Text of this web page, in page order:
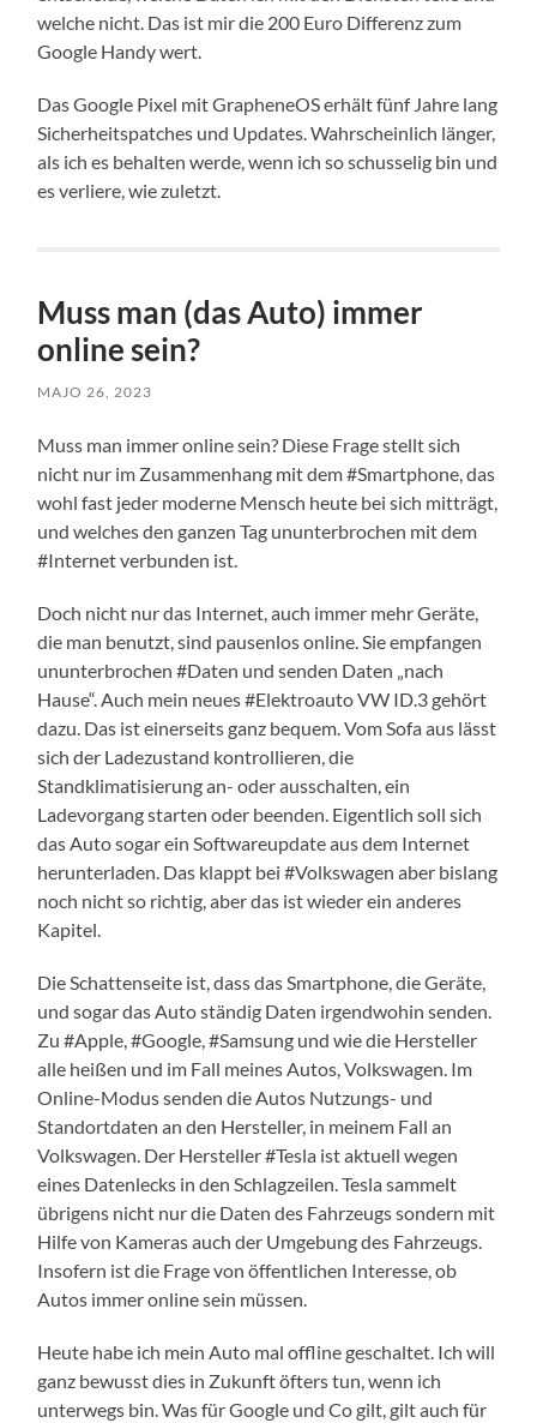
welche nicht. Das ist mir die 200 Euro Differenz zum
Google Handy wert.
Das Google Pixel mit GrapheneOS erhält fünf Jahre lang
Sicherheitspatches und Updates. Wahrscheinlich länger,
als ich es behalten werde, wenn ich so schusselig bin und
es verliere, wie zuletzt.
Muss man (das Auto) immer
online sein?
MAJO 26, 2023
Muss man immer online sein? Diese Frage stellt sich
nicht nur im Zusammenhang mit dem #Smartphone, das
wohl fast jeder moderne Mensch heute bei sich mitträgt,
und welches den ganzen Tag ununterbrochen mit dem
#Internet verbunden ist.
Doch nicht nur das Internet, auch immer mehr Geräte,
die man benutzt, sind pausenlos online. Sie empfangen
ununterbrochen #Daten und senden Daten „nach
Hause“. Auch mein neues #Elektroauto VW ID.3 gehört
dazu. Das ist einerseits ganz bequem. Vom Sofa aus lässt
sich der Ladezustand kontrollieren, die
Standklimatisierung an- oder ausschalten, ein
Ladevorgang starten oder beenden. Eigentlich soll sich
das Auto sogar ein Softwareupdate aus dem Internet
herunterladen. Das klappt bei #Volkswagen aber bislang
noch nicht so richtig, aber das ist wieder ein anderes
Kapitel.
Die Schattenseite ist, dass das Smartphone, die Geräte,
und sogar das Auto ständig Daten irgendwohin senden.
Zu #Apple, #Google, #Samsung und wie die Hersteller
alle heißen und im Fall meines Autos, Volkswagen. Im
Online-Modus senden die Autos Nutzungs- und
Standortdaten an den Hersteller, in meinem Fall an
Volkswagen. Der Hersteller #Tesla ist aktuell wegen
eines Datenlecks in den Schlagzeilen. Tesla sammelt
übrigens nicht nur die Daten des Fahrzeugs sondern mit
Hilfe von Kameras auch der Umgebung des Fahrzeugs.
Insofern ist die Frage von öffentlichen Interesse, ob
Autos immer online sein müssen.
Heute habe ich mein Auto mal offline geschaltet. Ich will
ganz bewusst dies in Zukunft öfters tun, wenn ich
unterwegs bin. Was für Google und Co gilt, gilt auch für